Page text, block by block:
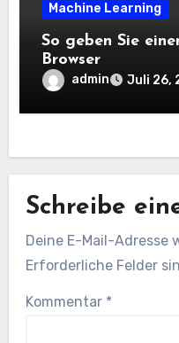
Machine Learning
So geben Sie
Browser
admin Juli 26,
Schreibe
Deine E-Mail-
Erforderliche Felder
Kommentar *